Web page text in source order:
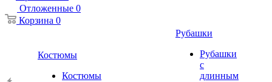
Отложенные 0
Корзина 0
Костюмы
Костюмы
Рубашки
Рубашки
с
длинным